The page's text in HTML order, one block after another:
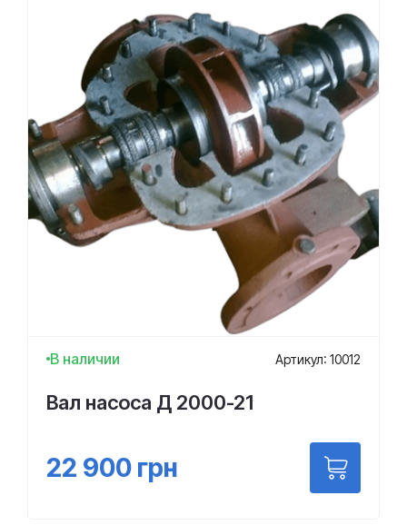
В наличии Артикул: 10012
Вал насоса Д 2000-21
22 900 грн